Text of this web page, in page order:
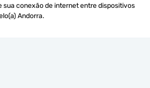
sua conexão de internet entre dispositivos
Andorra.